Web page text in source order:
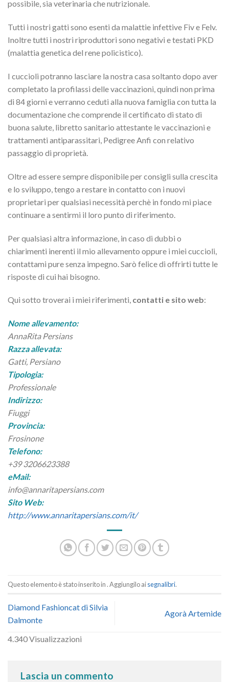
possibile, sia veterinaria che nutrizionale.
Tutti i nostri gatti sono esenti da malattie infettive Fiv e Felv.
Inoltre tutti i nostri riproduttori sono negativi e testati PKD
(malattia genetica del rene policistico).
I cuccioli potranno lasciare la nostra casa soltanto dopo aver
completato la profilassi delle vaccinazioni, quindi non prima
di 84 giorni e verranno ceduti alla nuova famiglia con tutta la
documentazione che comprende il certificato di stato di
buona salute, libretto sanitario attestante le vaccinazioni e
trattamenti antiparassitari, Pedigree Anfi con relativo
passaggio di proprietà.
Oltre ad essere sempre disponibile per consigli sulla crescita
e lo sviluppo, tengo a restare in contatto con i nuovi
proprietari per qualsiasi necessità perchè in fondo mi piace
continuare a sentirmi il loro punto di riferimento.
Per qualsiasi altra informazione, in caso di dubbi o
chiarimenti inerenti il mio allevamento oppure i miei cuccioli,
contattami pure senza impegno. Sarò felice di offrirti tutte le
risposte di cui hai bisogno.
Qui sotto troverai i miei riferimenti, contatti e sito web:
Nome allevamento:
AnnaRita Persians
Razza allevata:
Gatti, Persiano
Tipologia:
Professionale
Indirizzo:
Fiuggi
Provincia:
Frosinone
Telefono:
+39 3206623388
eMail:
info@annaritapersians.com
Sito Web:
http://www.annaritapersians.com/it/
Questo elemento è stato inserito in . Aggiungilo aisegnalibri.
Diamond Fashioncat di Silvia
Dalmonte
Agorà Artemide
4.340 Visualizzazioni
Lascia un commento